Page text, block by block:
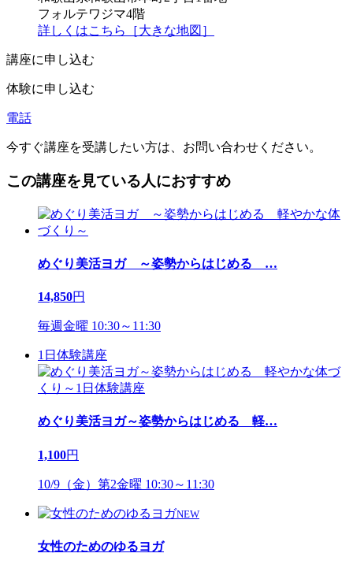
フォルテワジマ4階
詳しくはこちら［大きな地図］
講座に申し込む
体験に申し込む
電話
今すぐ講座を受講したい方は、お問い合わせください。
この講座を見ている人におすすめ
めぐり美活ヨガ ～姿勢からはじめる …
14,850円
毎週金曜 10:30～11:30
1日体験講座
めぐり美活ヨガ～姿勢からはじめる 軽…
1,100円
10/9（金）第2金曜 10:30～11:30
NEW
女性のためのゆるヨガ